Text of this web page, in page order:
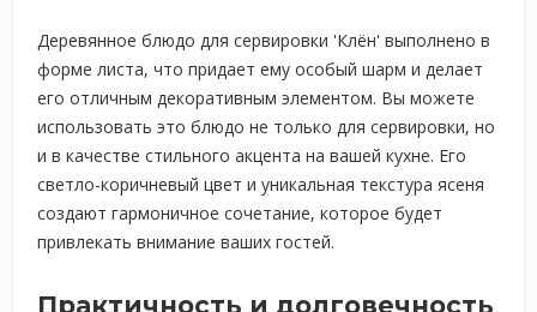
Деревянное блюдо для сервировки 'Клён' выполнено в
форме листа, что придает ему особый шарм и делает
его отличным декоративным элементом. Вы можете
использовать это блюдо не только для сервировки, но
и в качестве стильного акцента на вашей кухне. Его
светло-коричневый цвет и уникальная текстура ясеня
создают гармоничное сочетание, которое будет
привлекать внимание ваших гостей.
Практичность и долговечность